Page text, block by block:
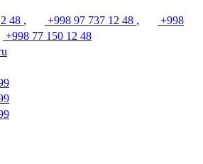
48 , +998 97 737 12 48 ,
+998
+998 77 150 12 48